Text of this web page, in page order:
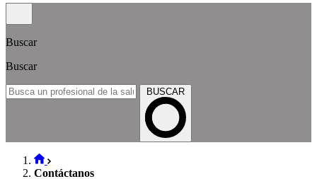
Buscar
Buscar
BUSCAR
Contáctanos